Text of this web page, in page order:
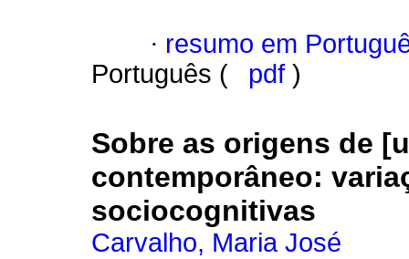
· resumo em
Português (
pdf )
Sobre as origens de
contemporâneo:
sociocognitivas
Carvalho, Maria José